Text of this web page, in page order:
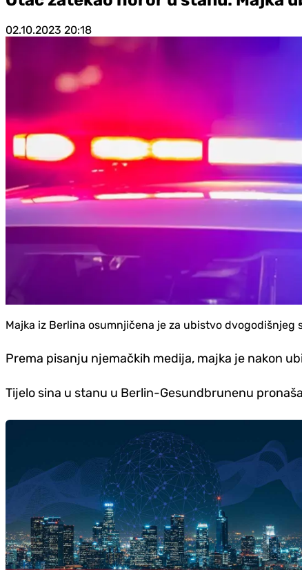
02.10.2023 20:18
Majka iz Berlina osumnjičena je za ubistvo dvogodišnjeg
Prema pisanju njemačkih medija, majka je nakon
Tijelo sina u stanu u Berlin-Gesundbrunenu